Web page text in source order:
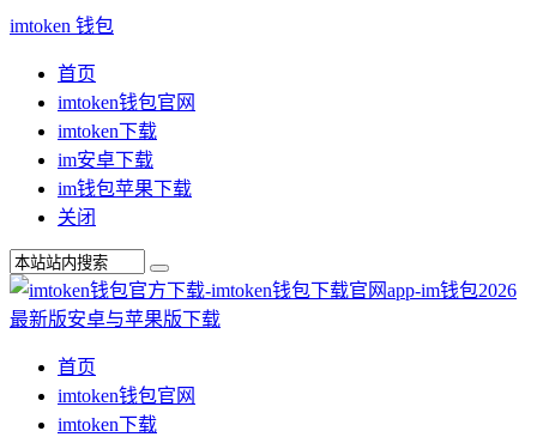
imtoken 钱包
首页
imtoken钱包官网
imtoken下载
im安卓下载
im钱包苹果下载
关闭
首页
imtoken钱包官网
imtoken下载